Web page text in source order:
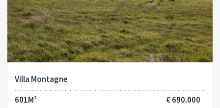
Villa Montagne
601M²
€ 690.000